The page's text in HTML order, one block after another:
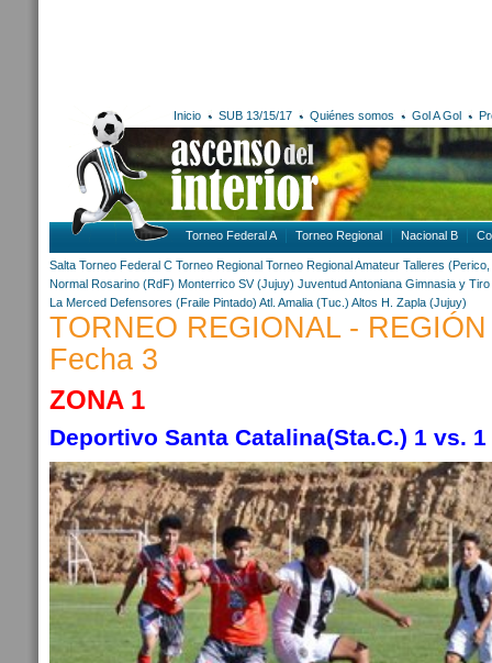
Inicio SUB 13/15/17 Quiénes somos Gol A Gol
Torneo Federal A Torneo Regional Nacional B
Salta Torneo Federal C Torneo Regional Torneo Regional Amateur Talleres
Normal Rosarino (RdF) Monterrico SV (Jujuy) Juventud Antoniana Gimnasia y
La Merced Defensores (Fraile Pintado) Atl. Amalia (Tuc.) Altos H. Zapla (Jujuy)
TORNEO REGIONAL -
Fecha 3
ZONA 1
Deportivo Santa Catalina(Sta.C.) 1 vs.